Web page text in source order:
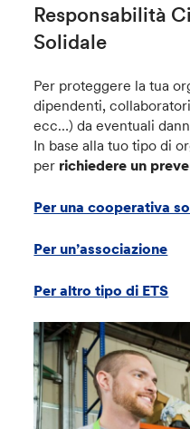
Responsabilità
Solidale
Per proteggere la tua
dipendenti,
ecc…) da eventuali
In base alla tuo tipo di
per richiedere un
Per una cooperativa
Per un’associazione
Per altro tipo di ETS